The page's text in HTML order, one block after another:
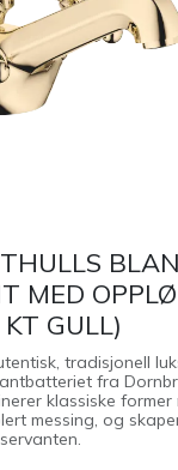
MED
GULL)
tradisjonell
fra
klassiske former
messing, og